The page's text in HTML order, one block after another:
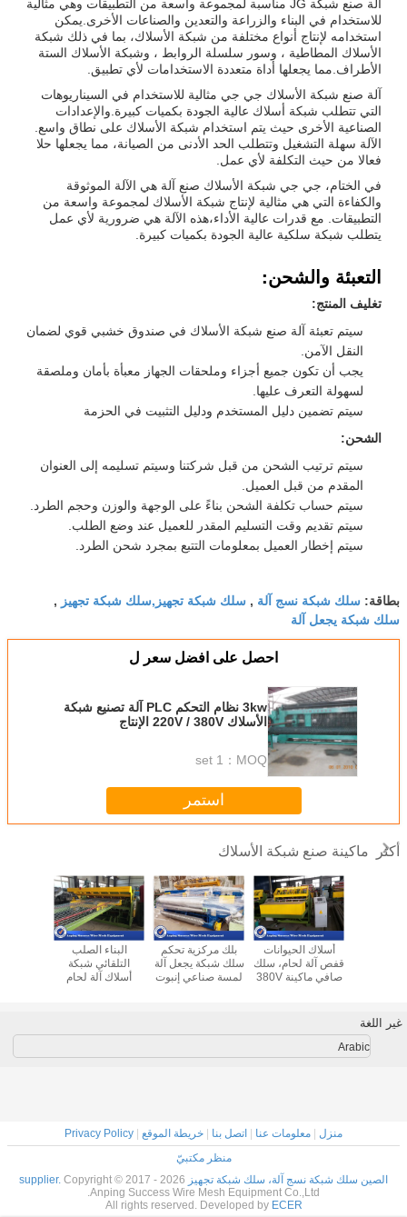
آلة صنع شبكة JG مناسبة لمجموعة واسعة من التطبيقات وهي مثالية
للاستخدام في البناء والزراعة والتعدين والصناعات الأخرى.يمكن
استخدامه لإنتاج أنواع مختلفة من شبكة الأسلاك، بما في ذلك شبكة
الأسلاك المطاطية ، وسور سلسلة الروابط ، وشبكة الأسلاك الستة
الأطراف.مما يجعلها أداة متعددة الاستخدامات لأي تطبيق.
آلة صنع شبكة الأسلاك جي جي مثالية للاستخدام في السيناريوهات
التي تتطلب شبكة أسلاك عالية الجودة بكميات كبيرة.والإعدادات
الصناعية الأخرى حيث يتم استخدام شبكة الأسلاك على نطاق واسع.
الآلة سهلة التشغيل وتتطلب الحد الأدنى من الصيانة، مما يجعلها حلا
فعالا من حيث التكلفة لأي عمل.
في الختام، جي جي شبكة الأسلاك صنع آلة هي الآلة الموثوقة
والكفاءة التي هي مثالية لإنتاج شبكة الأسلاك لمجموعة واسعة من
التطبيقات. مع قدرات عالية الأداء،هذه الآلة هي ضرورية لأي عمل
يتطلب شبكة سلكية عالية الجودة بكميات كبيرة.
التعبئة والشحن:
تغليف المنتج:
سيتم تعبئة آلة صنع شبكة الأسلاك في صندوق خشبي قوي لضمان
النقل الآمن.
يجب أن تكون جميع أجزاء وملحقات الجهاز معبأة بأمان وملصقة
لسهولة التعرف عليها.
سيتم تضمين دليل المستخدم ودليل التثبيت في الحزمة
الشحن:
سيتم ترتيب الشحن من قبل شركتنا وسيتم تسليمه إلى العنوان
المقدم من قبل العميل.
سيتم حساب تكلفة الشحن بناءً على الوجهة والوزن وحجم الطرد.
سيتم تقديم وقت التسليم المقدر للعميل عند وضع الطلب.
سيتم إخطار العميل بمعلومات التتبع بمجرد شحن الطرد.
بطاقة: سلك شبكة نسج آلة , سلك شبكة تجهيز,سلك شبكة تجهيز ,
سلك شبكة يجعل آلة
احصل على افضل سعر ل
3kw نظام التحكم PLC آلة تصنيع شبكة
الأسلاك 220V / 380V الإنتاج
MOQ：
1 set
استمر
أكثر ماكينة صنع شبكة الأسلاك
البناء الصلب
التلقائي شبكة
أسلاك آلة لحام
بلك مركزية تحكم
سلك شبكة يجعل آلة
لمسة صناعي إنبوت
أسلاك الحيوانات
قفص آلة لحام، سلك
صافي ماكينة 380V
غير اللغة
Arabic
منزل | معلومات عنا | اتصل بنا | خريطة الموقع |
Privacy Policy
منظر مكتبيّ
الصين سلك شبكة نسج آلة، سلك شبكة تجهيز supplier. Copyright © 2017 - 2026
Anping Success Wire Mesh Equipment Co.,Ltd.
All rights reserved. Developed by ECER